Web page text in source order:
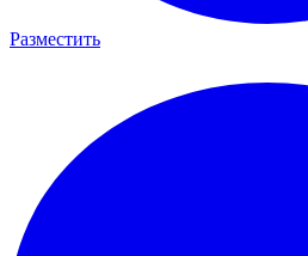
Разместить